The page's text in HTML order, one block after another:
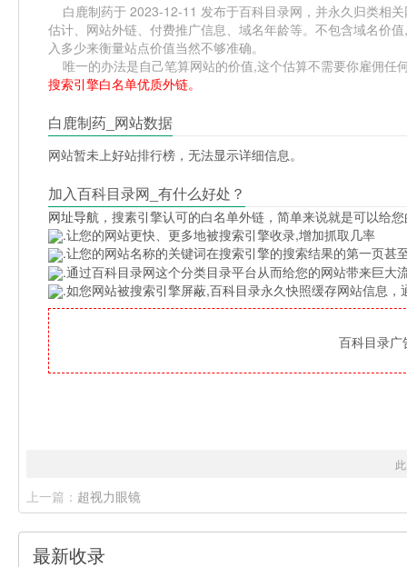
白鹿制药于 2023-12-11 发布于百科目录网，并永久归类相
估计、网站外链、付费推广信息、域名年龄等。不包含域名价
入多少来衡量站点价值当然不够准确。
唯一的办法是自己笔算网站的价值,这个估算不需要你雇佣任
搜索引擎白名单优质外链。
白鹿制药_网站数据
网站暂未上好站排行榜，无法显示详细信息。
加入百科目录网_有什么好处？
网址导航 ，搜素引擎认可的白名单外链，简单来说就是可以给
.让您的网站更快、更多地被搜索引擎收录,增加抓取几率
.让您的网站名称的关键词在搜索引擎的搜索结果的第一页甚
.通过百科目录网这个分类目录平台从而给您的网站带来巨大
.如您网站被搜索引擎屏蔽,百科目录永久快照缓存网站信息
百科目录
上一篇： 超视力眼镜
最新收录